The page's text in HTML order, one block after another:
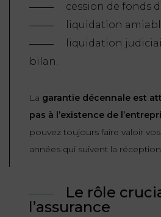
cession de fonds
liquidation
liquidation
bilan.
La garantie décennale est
pas à l’existence de
pouvez toujours faire valoir
années qui suivent la
Le rôle
l’assurance